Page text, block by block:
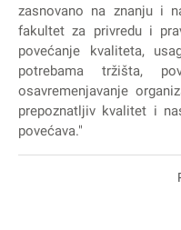
zasnovano na znanju i
fakultet za privredu i
povećanje kvaliteta,
potrebama tržišta,
osavremenjavanje
prepoznatljiv kvalitet i
povećava."